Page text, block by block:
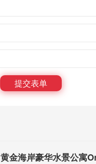
提交表单
黄金海岸豪华水景公寓